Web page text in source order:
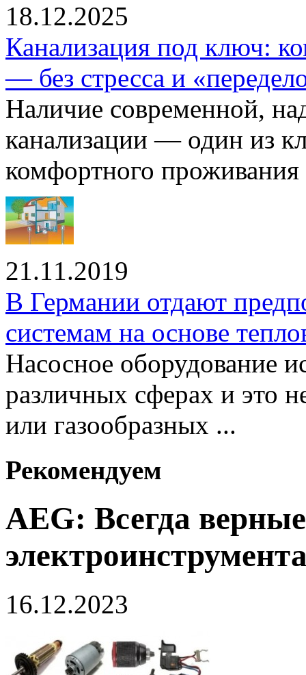
18.12.2025
Канализация под ключ:
— без стресса и
Наличие современной,
канализации — один из
комфортного проживания
21.11.2019
В Германии отдают
системам на основе
Насосное оборудование
различных сферах и это
или газообразных ...
Рекомендуем
AEG: Всегда
16.12.2023